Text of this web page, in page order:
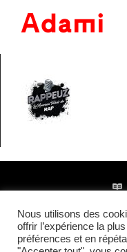
© 2016 • Site
Nous utilisons des
offrir l’expérience la
préférences et en